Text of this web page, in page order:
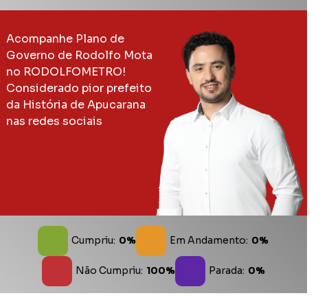
Acompanhe Plano de
Governo de Rodolfo Mota
no RODOLFOMETRO!
Considerado pior prefeito
da História de Apucarana
nas redes sociais
Cumpriu: 0% Em Andamento: 0%
Não Cumpriu: 100% Parada: 0%